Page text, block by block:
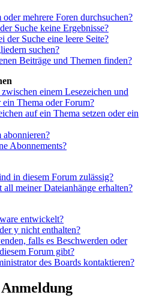
mehrere Foren durchsuchen?
Suche keine Ergebnisse?
der Suche eine leere Seite?
suchen?
Beiträge und Themen finden?
einem Lesezeichen und
Thema oder Forum?
auf ein Thema setzen oder ein
Abonnements?
in diesem Forum zulässig?
meiner Dateianhänge erhalten?
entwickelt?
y nicht enthalten?
falls es Beschwerden oder
Forum gibt?
des Boards kontaktieren?